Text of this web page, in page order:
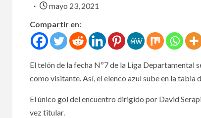
mayo 23, 2021
Compartir en:
El telón de la fecha Nº7 de la Liga
como visitante. Así, el elenco azul sube en la
El único gol del encuentro dirigido por David
vez titular.